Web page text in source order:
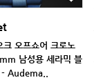
Audema..